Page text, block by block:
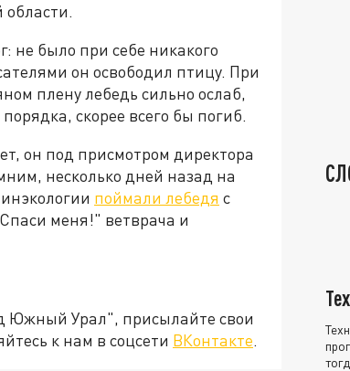
не было при себе никакого
он освободил птицу. При
плену лебедь сильно ослаб,
скорее всего бы погиб.
он под присмотром директора
несколько дней назад на
поймали лебедя с
меня!" ветврача и
Южный Урал", присылайте свои
к нам в соцсети ВКонтакте.